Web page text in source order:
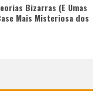
Bizarras (E Umas
Mais Misteriosa dos